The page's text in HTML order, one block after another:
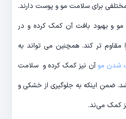
مختلفی برای سلامت مو و پوست دارند.
مو و بهبود بافت آن کمک کرده و در
مقاوم تر کند. همچنین می تواند به
شدن مو آن نیز کمک کرده و سلامت
ضمن اینکه به جلوگیری از خشکی و
کمک می‌ند.